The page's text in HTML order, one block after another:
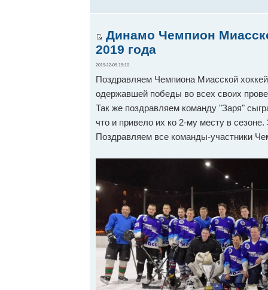
Динамо Чемпион
2019 года
2019-12-09 19:10
Поздравляем Чемпиона Миасской
одержавшей победы во всех своих
Так же поздравляем команду "Заря"
что и привело их ко 2-му месту в
Поздравляем все команды-участники